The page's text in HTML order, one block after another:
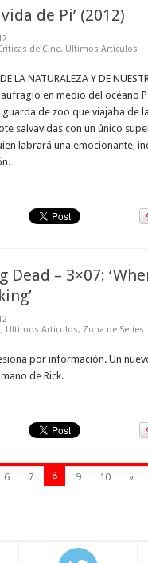
vida de Pi’ (2012)
de Cine, Ultimos Articulos
LA NATURALEZA Y DE
en medio del océano
de zoo que viajaba de
salvavidas con un único
labrará una emocionante,
Dead – 3×07:
, Ultimos Articulos, Zona de Series
por información. Un
de Rick.
6 7 8 9 10 »